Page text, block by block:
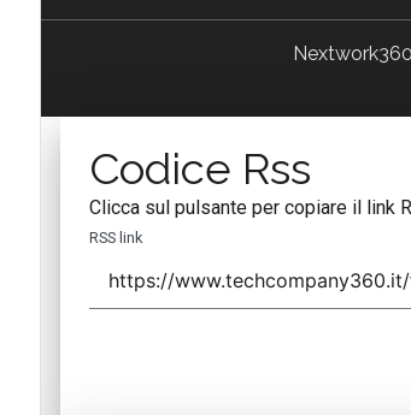
Codice Rss
Clicca sul pulsante per copiare il link
RSS link